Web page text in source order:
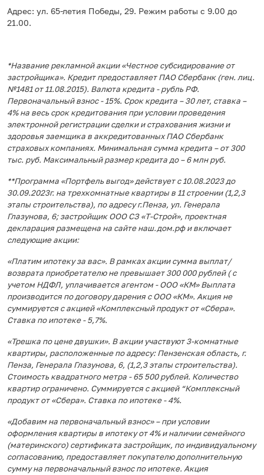
Адрес: ул. 65-летия Победы, 29. Режим работы с 9.00 до
21.00.
*Название рекламной акции «Честное субсидирование от
застройщика». Кредит предоставляет ПАО Сбербанк (ген. лиц.
№1481 от 11.08.2015). Валюта кредита - рубль РФ.
Первоначальный взнос - 15%. Срок кредита – 30 лет, ставка –
4% на весь срок кредитования при условии проведения
электронной регистрации сделки и страхования жизни и
здоровья заемщика в аккредитованных ПАО Сбербанк
страховых компаниях. Минимальная сумма кредита – от 300
тыс. руб. Максимальный размер кредита до – 6 млн руб.
**Программа «Портфель выгод» действует с 10.08.2023 до
30.09.2023г. на трехкомнатные квартиры в 11 строении (1,2,3
этапы строительства), по адресу г.Пенза, ул. Генерала
Глазунова, 6; застройщик ООО СЗ «Т-Строй», проектная
декларация размещена на сайте наш.дом.рф и включает
следующие акции:
«Платим ипотеку за вас». В рамках акции сумма выплат/
возврата приобретателю не превышает 300 000 рублей ( с
учетом НДФЛ, уплачивается агентом - ООО «КМ» Выплата
производится по договору дарения с ООО «КМ». Акция не
суммируется с акцией «Комплексный продукт от «Сбера».
Ставка по ипотеке - 5,7%.
«Трешка по цене двушки». В акции участвуют 3-комнатные
квартиры, расположенные по адресу: Пензенская область, г.
Пенза, Генерала Глазунова, 6, (1,2,3 этапы строительства).
Стоимость квадратного метра - 65 500 рублей. Количество
квартир ограничено. Суммируется с акцией “Комплексный
продукт от «Сбера». Ставка по ипотеке - 4%.
«Добавим на первоначальный взнос» – при условии
оформления квартиры в ипотеку от 4% и наличии семейного
(материнского) сертификата застройщик, по индивидуальному
согласованию, предоставляет покупателю дополнительную
сумму на первоначальный взнос по ипотеке. Акция